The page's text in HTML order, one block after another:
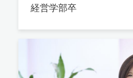
経営学部卒